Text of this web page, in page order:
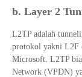
b. Layer 2
L2TP adalah
protokol yakni L2F
Microsoft. L2TP
Network (VPDN)